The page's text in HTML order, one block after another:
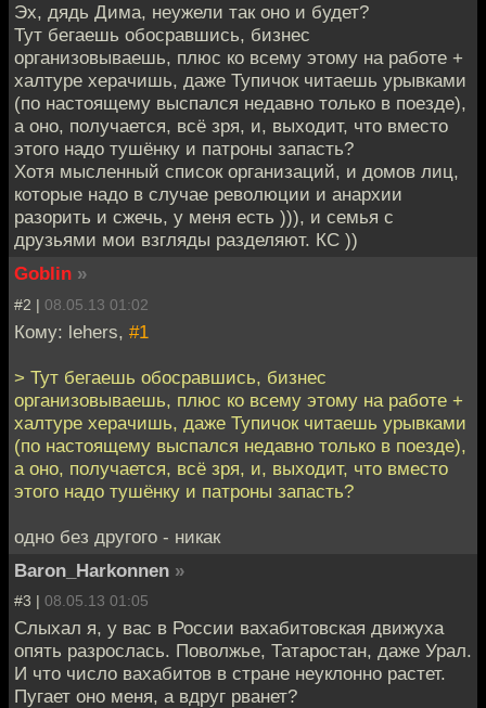
Эх, дядь Дима, неужели так оно и будет?
Тут бегаешь обосравшись, бизнес
организовываешь, плюс ко всему этому на работе +
халтуре херачишь, даже Тупичок читаешь урывками
(по настоящему выспался недавно только в поезде),
а оно, получается, всё зря, и, выходит, что вместо
этого надо тушёнку и патроны запасть?
Хотя мысленный список организаций, и домов лиц,
которые надо в случае революции и анархии
разорить и сжечь, у меня есть ))), и семья с
друзьями мои взгляды разделяют. КС ))
Goblin »
#2 | 08.05.13 01:02
Кому: lehers, #1
> Тут бегаешь обосравшись, бизнес
организовываешь, плюс ко всему этому на работе +
халтуре херачишь, даже Тупичок читаешь урывками
(по настоящему выспался недавно только в поезде),
а оно, получается, всё зря, и, выходит, что вместо
этого надо тушёнку и патроны запасть?
одно без другого - никак
Baron_Harkonnen »
#3 | 08.05.13 01:05
Слыхал я, у вас в России вахабитовская движуха
опять разрослась. Поволжье, Татаростан, даже Урал.
И что число вахабитов в стране неуклонно растет.
Пугает оно меня, а вдруг рванет?